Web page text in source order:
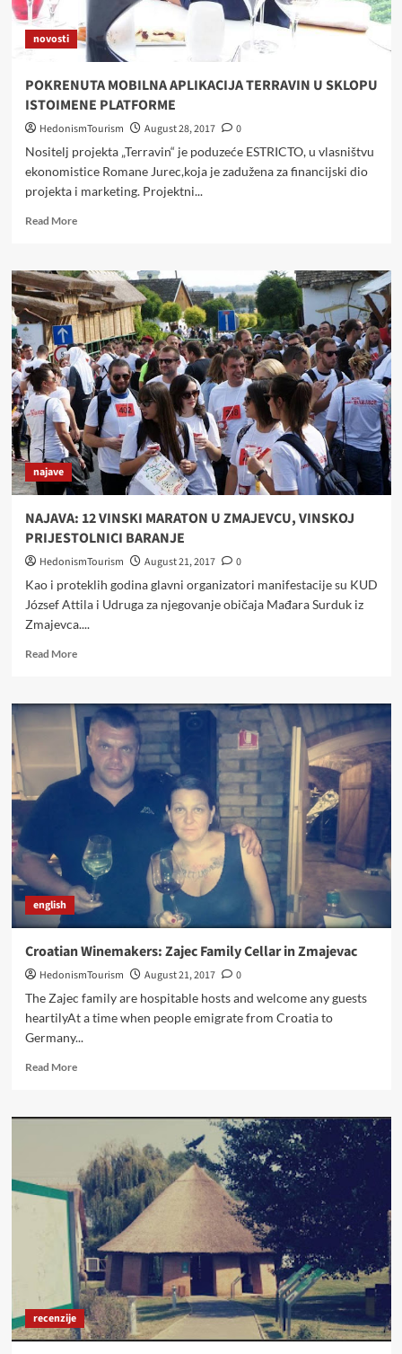
novosti
POKRENUTA MOBILNA APLIKACIJA TERRAVIN U SKLOPU
ISTOIMENE PLATFORME
HedonismTourism August 28, 2017
0
Nositelj projekta „Terravin“ je poduzeće ESTRICTO, u vlasništvu
ekonomistice Romane Jurec,koja je zadužena za financijski dio
projekta i marketing. Projektni...
Read MoreRead
POKRENUTA
MOBILNA
APLIKACIJA
TERRAVIN
U
SKLOPU
ISTOIMENE
PLATFORME
najave
NAJAVA: 12 VINSKI MARATON U ZMAJEVCU, VINSKOJ
PRIJESTOLNICI BARANJE
HedonismTourism August 21, 2017
0
Kao i proteklih godina glavni organizatori manifestacije su KUD
József Attila i Udruga za njegovanje običaja Mađara Surduk iz
Zmajevca....
Read MoreRead
NAJAVA:
12
VINSKI
MARATON
U
ZMAJEVCU,
VINSKOJ
BARANJE
english
Croatian Winemakers: Zajec Family Cellar in Zmajevac
HedonismTourism August 21, 2017
0
The Zajec family are hospitable hosts and welcome any guests
heartilyAt a time when people emigrate from Croatia to
Germany...
Read MoreRead
Croatian
Zajec
Family
Cellar
in
Zmajevac
recenzije